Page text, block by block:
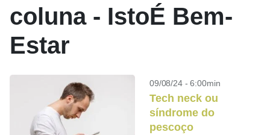
coluna - IstoÉ Bem-
Estar
09/08/24 - 6:00min
Tech neck ou
síndrome do
pescoço